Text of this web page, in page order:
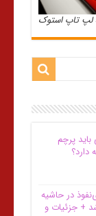
لپ تاپ استوک
پرچم
در حاشیه‌
+ جزئیات و